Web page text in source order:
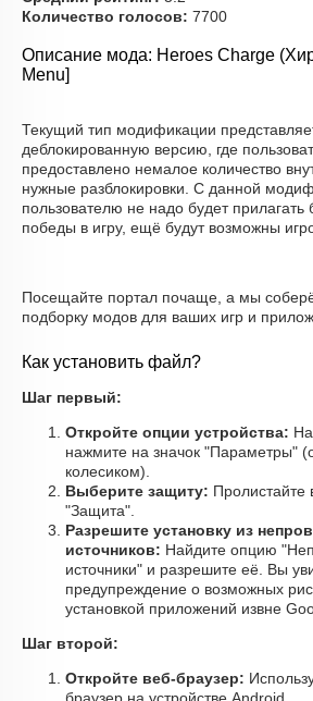
Количество голосов: 7700
Описание мода: Heroes Charge
Menu]
Текущий тип модификации
деблокированную версию, где
предоставлено немалое количество
нужные разблокировки. С данной
пользователю не надо будет
победы в игру, ещё будут возможны
Посещайте портал почаще, а мы
подборку модов для ваших игр и
Как установить файл?
Шаг первый:
Откройте опции устройства:
нажмите на значок "Параметры"
колесиком).
Выберите защиту: Пролистайте
"Защита".
Разрешите установку из
источников: Найдите опцию
источники" и разрешите её. Вы
предупреждение о возможных
установкой приложений извне
Шаг второй:
Откройте веб-браузер: